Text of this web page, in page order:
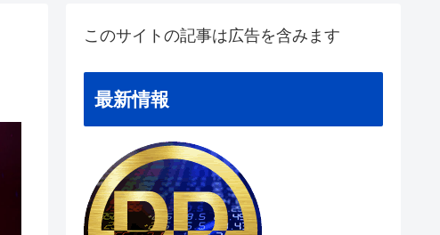
このサイトの記事は広告を含みます
最新情報